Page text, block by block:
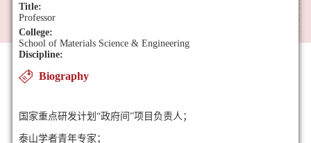
Title:
Professor
College:
School of Materials Science & Engineering
Discipline:
Biography
国家重点研发计划“政府间”项目负责人 ；
泰山学者青年专家 ；